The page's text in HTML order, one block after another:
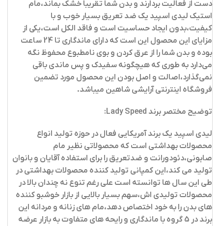
دست از فعالیت بردارند و بدن شما تقریبا خشک بماند،مام
استیک لیدی اسپید یک ضد تعریق بسیار خوب و با
کیفیت،بدون ایجاد حساسیت است و فاقد الکل است،یکی از
مزایای این محصول این است که دارای ماندگاری تا 24 ساعت
بوده و بدن شما را از عرق کردن و بوی نامطبوع محفوظ نگه
می‌دارد به طوری‌ که هیچگونه سفیدک و پس ماندی باقی
نمی‌گذارد،اصالت و اصل بودن این محصول مورد تضمین
فروشگاه اینترنتی آرایشی شاهین میباشد.
توضیح مختصر برند Lady Speed:
لیدی اسپید یک برند آمریکایی فعال در حوزه تولید انواع
محصولات بهداشتی است که محصولاتی نظیر مام
صابونی،دئودورانت و ضدتعریق را برای استفاده آقایان و بانوان
تولید می کند،این کمپانی تولید کننده محصولات بهداشتی در
طی این سال ها توانسته است علی رغم تنوع نه چندان بالا در
محصولات تولیدی اش،سهم بسیار بالایی از بازار خوشبو کننده
های بدن را به خود اختصاص دهد،مام های زنانه و مردانه این
برند در 5 گروه با ماندگاری و رایحه های متفاوت به بازار عرضه